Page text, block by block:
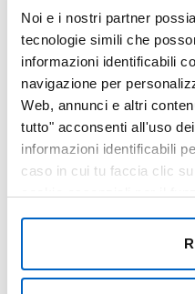
Noi e i nostri partner
tecnologie simili che
informazioni identificabili
navigazione per
Web, annunci e altri
tutto" acconsenti all'uso
informazioni identificabili
caso in cui tu faccia clic
sono in grado di
Web. In qualsiasi
cookie" nel piè di pagina di
utilizza il servizio
Authentication
registrazione ed il
Se seigià in
OWA, inserisci le
Se hai problemi
scarica la guida